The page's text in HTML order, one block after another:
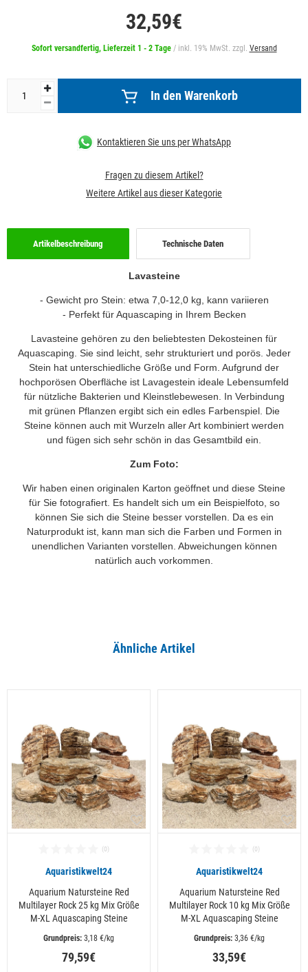
32,59€
Sofort versandfertig, Lieferzeit 1 - 2 Tage / inkl. 19% MwSt. zzgl. Versand
In den Warenkorb
Kontaktieren Sie uns per WhatsApp
Fragen zu diesem Artikel?
Weitere Artikel aus dieser Kategorie
Artikelbeschreibung Technische Daten
Lavasteine
- Gewicht pro Stein: etwa 7,0-12,0 kg,
kann variieren
- Perfekt für Aquascaping in Ihrem Becken
Lavasteine gehören zu den beliebtesten Dekosteinen für
Aquascaping. Sie sind leicht, sehr strukturiert und porös. Jeder
Stein hat unterschiedliche Größe und Form. Aufgrund der
hochporösen Oberfläche ist Lavagestein ideale Lebensumfeld
für nützliche Bakterien und Kleinstlebewesen. In Verbindung
mit grünen Pflanzen ergibt sich ein edles Farbenspiel. Die
Steine können auch mit Wurzeln aller Art kombiniert werden
und fügen sich sehr schön in das Gesamtbild ein.
Zum Foto:
Wir haben einen originalen Karton geöffnet und diese Steine
für Sie fotografiert. Es handelt sich um ein Beispielfoto, so
können Sie sich die Steine besser vorstellen. Da es ein
Naturprodukt ist, kann man sich die Farben und Formen in
unendlichen Varianten vorstellen. Abweichungen können
natürlich auch vorkommen.
Ähnliche Artikel
Aquaristikwelt24
Aquarium Natursteine Red
Multilayer Rock 25 kg Mix Größe
M-XL Aquascaping Steine
3,18 €/kg
79,59€
Aquaristikwelt24
Aquarium Natursteine Red
Multilayer Rock 10 kg Mix Größe
M-XL Aquascaping Steine
3,36 €/kg
33,59€